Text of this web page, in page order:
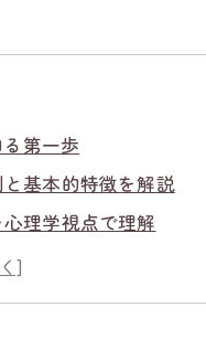
第一歩
基本的特徴を解説
理学視点で理解
選び方の基礎知識
康に与える効果